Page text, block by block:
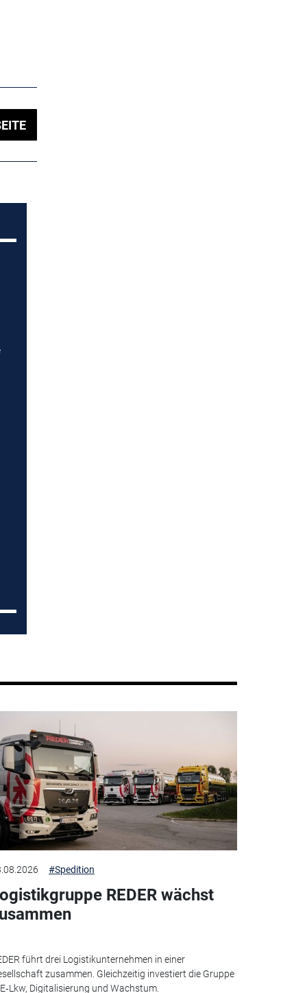
#Spedition
REDER wächst
führt drei Logistikunternehmen in einer
zusammen. Gleichzeitig investiert die Gruppe
Digitalisierung und Wachstum.